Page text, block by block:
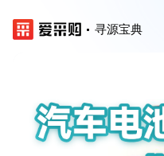
寻源宝典